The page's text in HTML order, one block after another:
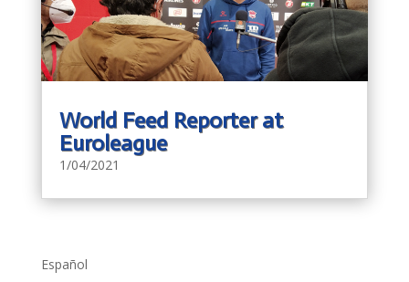
World Feed Reporter at
Euroleague
1/04/2021
Español